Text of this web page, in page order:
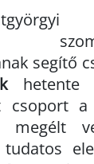
segítő
hetente
csoport a
megélt